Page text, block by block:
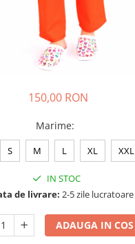
- unisex
150,00 RON
Marime:
S M L XL XXL
IN STOC
de livrare: 2-5 zile lucratoare
ADAUGA IN COS